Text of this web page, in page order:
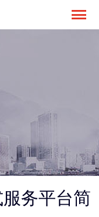
务平台简